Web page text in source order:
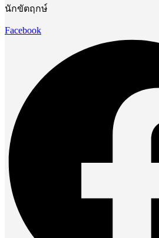
นักขัตฤกษ์
Facebook